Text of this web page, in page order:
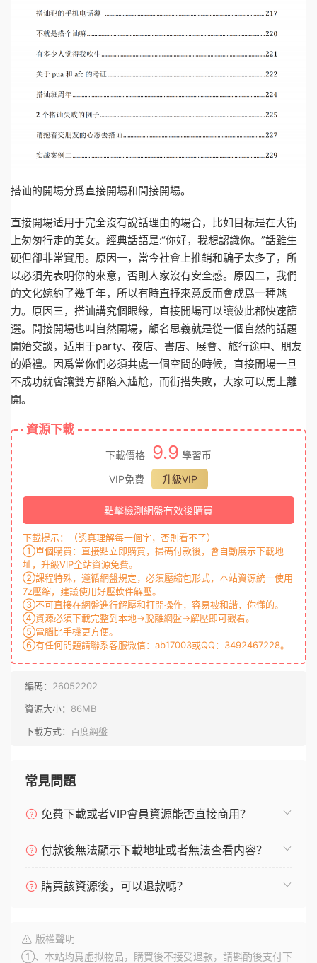
搭讪的開場分爲直接開場和間接開場。
直接開場适用于完全沒有說話理由的場合，比如目标是在大街
上匆匆行走的美女。經典話語是:“你好，我想認識你。”話雖生
硬但卻非常實用。原因一，當今社會上推銷和騙子太多了，所
以必須先表明你的來意，否則人家沒有安全感。原因二，我們
的文化婉約了幾千年，所以有時直抒來意反而會成爲一種魅
力。原因三，搭讪講究個眼緣，直接開場可以讓彼此都快速篩
選。間接開場也叫自然開場，顧名思義就是從一個自然的話題
開始交談，适用于party、夜店、書店、展會、旅行途中、朋友
的婚禮。因爲當你們必須共處一個空間的時候，直接開場一旦
不成功就會讓雙方都陷入尴尬，而街搭失敗，大家可以馬上離
開。
資源下載
下載價格 9.9 學習币
VIP免費
升級VIP
點擊檢測網盤有效後購買
下載提示：（認真理解每一個字，否則看不了）
①單個購買：直接點立即購買，掃碼付款後，會自動展示下載地
址，升級VIP全站資源免費。
②課程特殊，遵循網盤規定，必須壓縮包形式，本站資源統一使用
7z壓縮，建議使用好壓軟件解壓。
③不可直接在網盤進行解壓和打開操作，容易被和諧，你懂的。
④資源必須下載完整到本地→脫離網盤→解壓即可觀看。
⑤電腦比手機更方便。
⑥有任何問題請聯系客服微信：ab17003或QQ：3492467228。
編碼： 26052202
資源大小： 86MB
下載方式： 百度網盤
常見問題
免費下載或者VIP會員資源能否直接商用？
付款後無法顯示下載地址或者無法查看内容？
購買該資源後，可以退款嗎？
版權聲明
①、本站均爲虛拟物品，購買後不接受退款，請斟酌後支付下